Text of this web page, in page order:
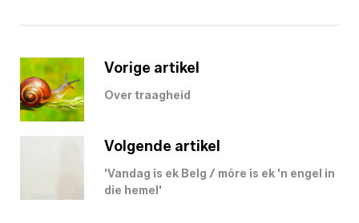
Vorige artikel
Over traagheid
Volgende artikel
'Vandag is ek Belg / môre is ek 'n engel in
die hemel'